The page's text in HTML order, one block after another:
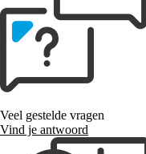
Veel gestelde vragen
Vind je antwoord